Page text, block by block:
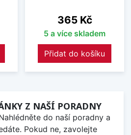
Cena
365 Kč
5 a více skladem
Přidat do košíku
Z NAŠÍ PORADNY
do naší poradny a
Pokud ne, zavolejte